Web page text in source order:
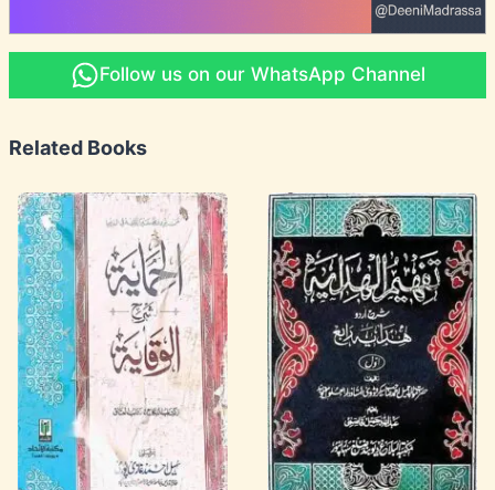
Follow us on our WhatsApp Channel
Related Books